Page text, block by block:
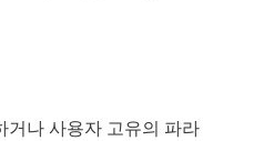
거나 사용자 고유의 파라